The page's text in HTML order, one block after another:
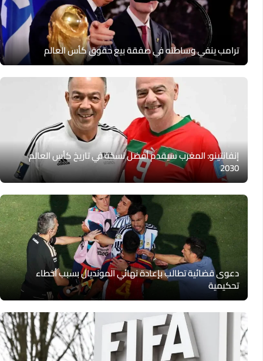
ترامب ينفي وساطته في صفقة بيع حقوق كأس العالم
إنفانتينو: المغرب سيقدم أفضل نسخة في تاريخ كأس العالم
2030
دعوى قضائية تطالب بإعادة نهائي المونديال بسبب أخطاء
تحكيمية